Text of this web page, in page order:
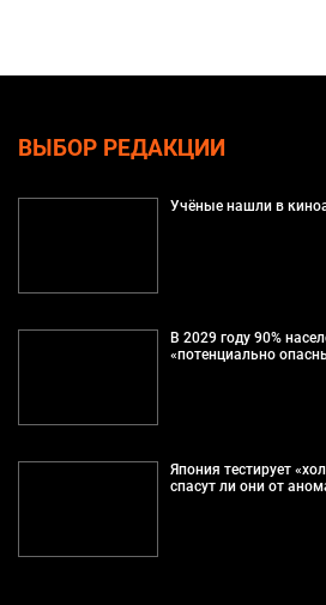
ВЫБОР РЕДАКЦИИ
Учёные нашли в
В 2029 году 90%
«потенциально
Япония тестирует
спасут ли они от